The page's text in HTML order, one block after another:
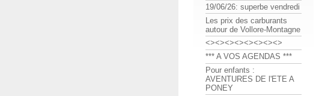
19/06/26: superbe vendredi
Les prix des carburants
autour de Vollore-Montagne
<><><><><><><><>
*** A VOS AGENDAS ***
Pour enfants :
AVENTURES DE l'ETE A
PONEY